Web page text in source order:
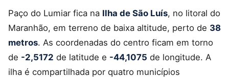
Paço do Lumiar fica na Ilha de São Luís, no litoral do
Maranhão, em terreno de baixa altitude, perto de 38
metros. As coordenadas do centro ficam em torno
de -2,5172 de latitude e -44,1075 de longitude. A
ilha é compartilhada por quatro municípios